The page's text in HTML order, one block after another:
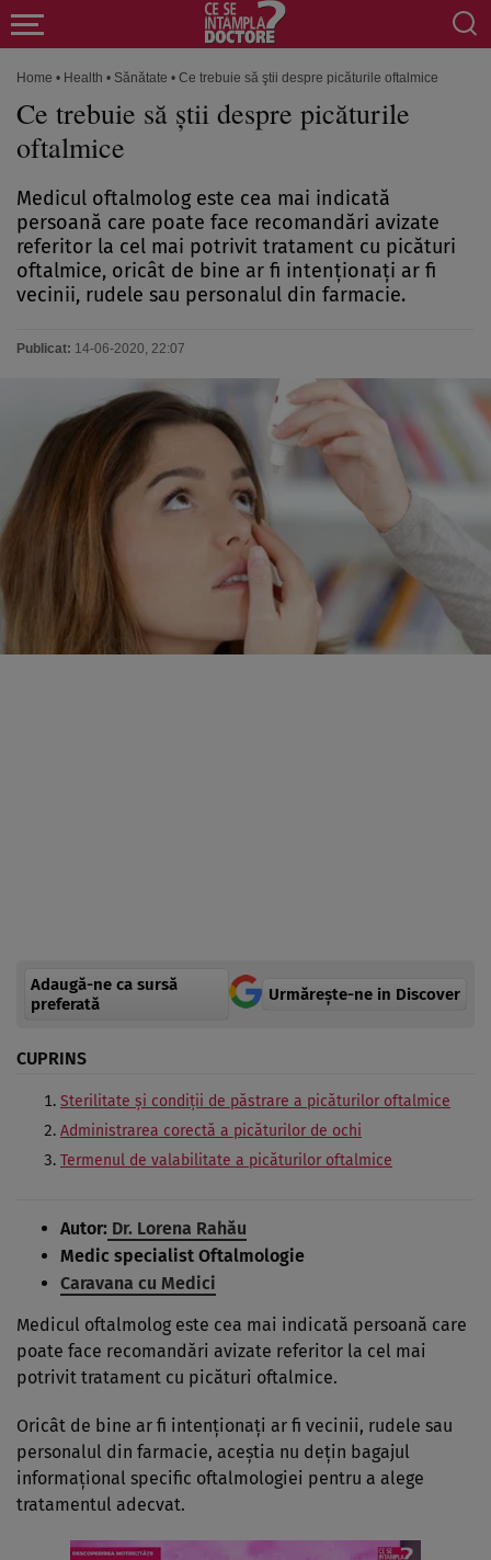
Home • Health • Sănătate • Ce trebuie să ştii despre picăturile oftalmice
Ce trebuie să ştii despre picăturile
oftalmice
Medicul oftalmolog este cea mai indicată
persoană care poate face recomandări avizate
referitor la cel mai potrivit tratament cu picături
oftalmice, oricât de bine ar fi intenţionaţi ar fi
vecinii, rudele sau personalul din farmacie.
Publicat: 14-06-2020, 22:07
Adaugă-ne ca sursă
preferată
Urmărește-ne in Discover
CUPRINS
Sterilitate şi condiţii de păstrare a picăturilor oftalmice
Administrarea corectă a picăturilor de ochi
Termenul de valabilitate a picăturilor oftalmice
Autor: Dr. Lorena Rahău
Medic specialist Oftalmologie
Caravana cu Medici
Medicul oftalmolog este cea mai indicată persoană care
poate face recomandări avizate referitor la cel mai
potrivit tratament cu picături oftalmice.
Oricât de bine ar fi intenţionaţi ar fi vecinii, rudele sau
personalul din farmacie, aceştia nu deţin bagajul
informaţional specific oftalmologiei pentru a alege
tratamentul adecvat.